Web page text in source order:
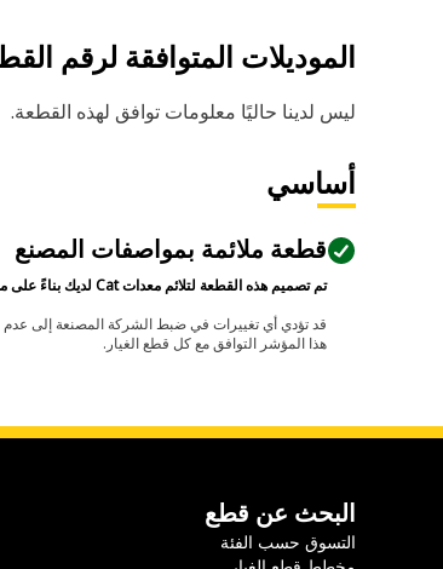
الموديلات المتوافقة لرقم
ليس لدينا حاليًا معلومات توافق لهذه القطعة.
أساسي
قطعة ملائمة بمواصفات المصنع
تم تصميم هذه القطعة لتلائم معدات Cat لديك بناءً على مواصفات الشركة المصنعة.
هذا المؤشر التوافق مع كل قطع الغيار.
البحث عن قطع
التسوق حسب الفئة